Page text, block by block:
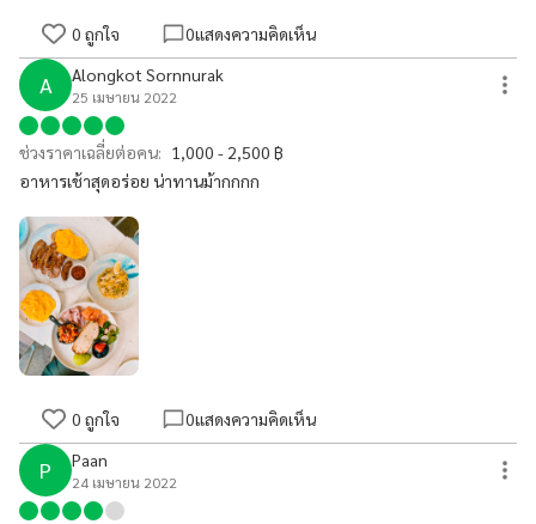
0 ถูกใจ 0แสดงความคิดเห็น
A Alongkot Sornnurak
25 เมษายน 2022
ช่วงราคาเฉลี่ยต่อคน: 1,000 - 2,500 ฿
อาหารเช้าสุดอร่อย น่าทานม้ากกกก
0 ถูกใจ 0แสดงความคิดเห็น
P Paan
24 เมษายน 2022